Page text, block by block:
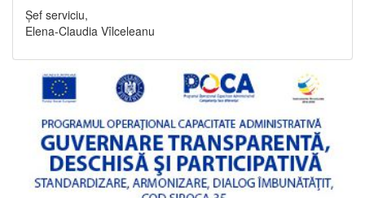
Șef serviciu,
Elena-Claudia Vîlceleanu